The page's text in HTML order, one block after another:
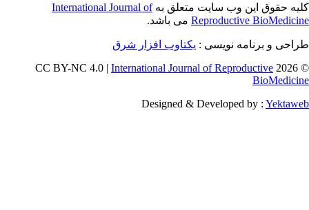
حقوق این وب سایت متعلق بهInternational Journal of
Reproductiveمی باشد.
و برنامه نویسی : یکتاوب افزار شرق
©
International Journal of Reproductive
Designed & Developed by :